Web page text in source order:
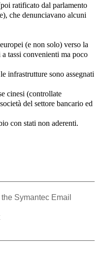
ratificato dal parlamento
che denunciavano alcuni
(e non solo) verso la
tassi convenienti ma poco
infrastrutture sono assegnati
cinesi (controllate
del settore bancario ed
con stati non aderenti.
Symantec Email